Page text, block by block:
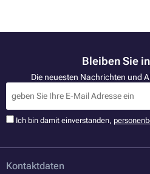
Bleiben Sie
Die neuesten Nachrichten und
Ich bin damit einverstanden,
Kontaktdaten